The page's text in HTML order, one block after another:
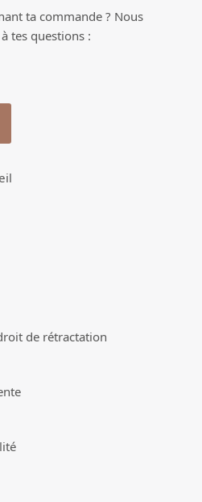
ta commande ? Nous
tes questions :
de rétractation